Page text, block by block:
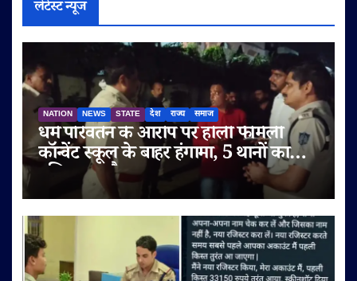
लेटेस्ट न्यूज
NATION NEWS STATE देश राज्य समाज
धर्म परिवर्तन के आरोप पर होली फैमिली
कॉन्वेंट स्कूल के बाहर हंगामा, 5 थानों का
पुलिस बल तैनात